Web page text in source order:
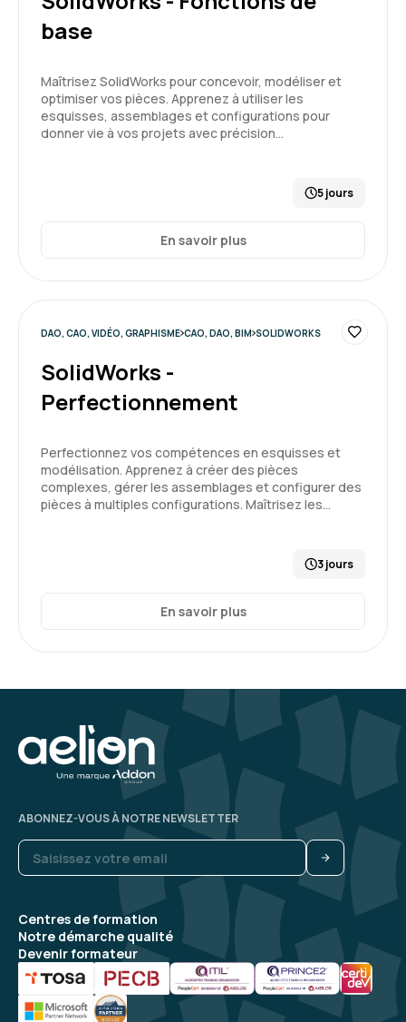
base
Maîtrisez SolidWorks pour concevoir, modéliser et
optimiser vos pièces. Apprenez à utiliser les
esquisses, assemblages et configurations pour
donner vie à vos projets avec précision…
5 jours
En savoir plus
DAO, CAO, VIDÉO, GRAPHISME CAO, DAO, BIM SOLIDWORKS
SolidWorks -
Perfectionnement
Perfectionnez vos compétences en esquisses et
modélisation. Apprenez à créer des pièces
complexes, gérer les assemblages et configurer des
pièces à multiples configurations. Maîtrisez les…
3 jours
En savoir plus
Centres de formation
Notre démarche qualité
Devenir formateur
ABONNEZ-VOUS À NOTRE NEWSLETTER